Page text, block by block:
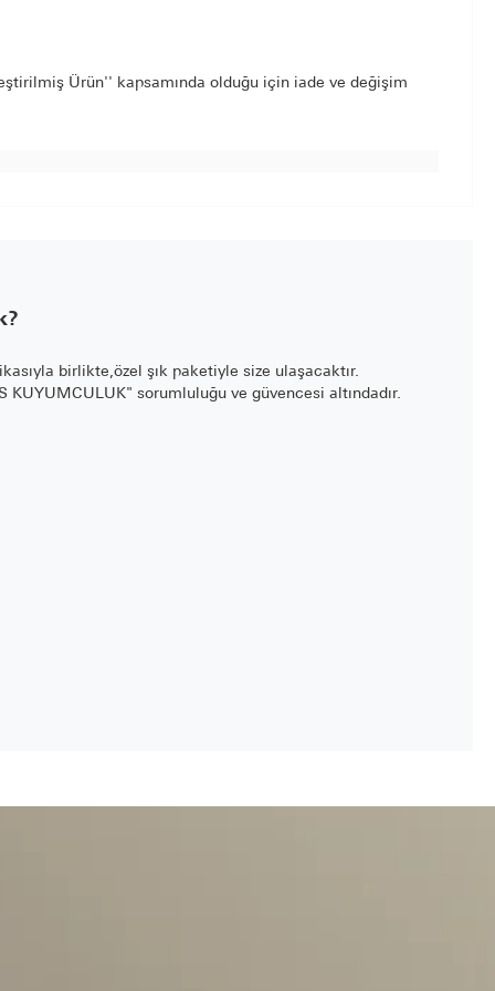
Ürün'' kapsamında olduğu için iade ve değişim
birlikte,özel şık paketiyle size ulaşacaktır.
KUYUMCULUK" sorumluluğu ve güvencesi altındadır.